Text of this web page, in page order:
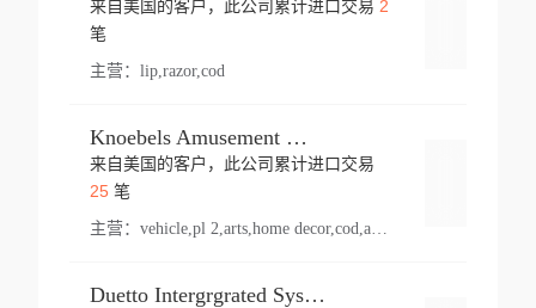
来自美国的客户，此公司累计进口交易 2
笔
主营： lip,razor,cod
Knoebels Amusement Resort
来自美国的客户，此公司累计进口交易
25笔
主营： vehicle,pl 2,arts,home decor,cod,amusement ride,sea
Duetto Intergrgrated Systems Inc.